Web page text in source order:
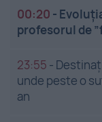
00:20 -
profesorul de
23:55 -
unde peste o
an